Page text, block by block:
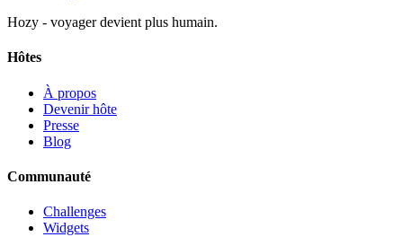
Hozy - voyager devient plus humain.
Hôtes
À propos
Devenir hôte
Presse
Blog
Communauté
Challenges
Widgets